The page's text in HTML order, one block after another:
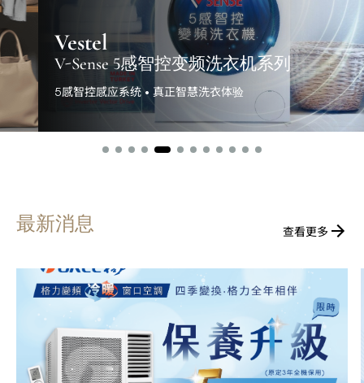
Vestel
V-Sense 5感智控变频洗衣机系列
5感智控感应系统 • 真正智慧洗衣体验
最新消息 查看更多